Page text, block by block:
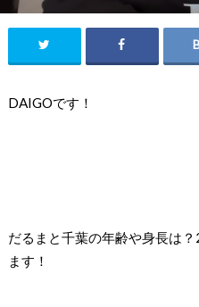
DAIGOです！
だるまと千葉の年齢や身長は
ます！